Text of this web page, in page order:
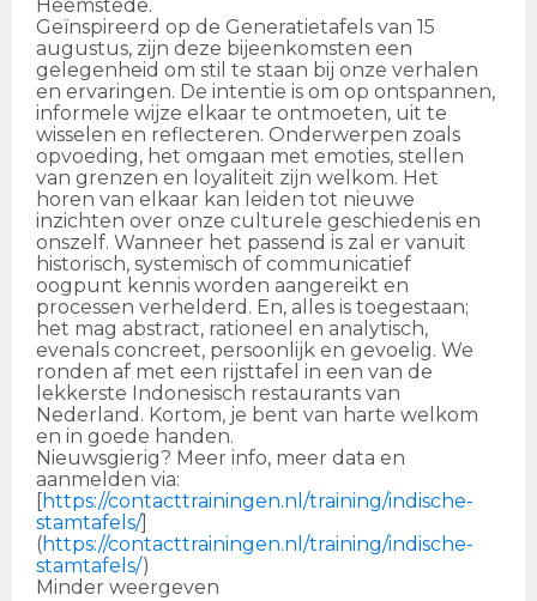
Heemstede.
Geïnspireerd op de Generatietafels van 15
augustus, zijn deze bijeenkomsten een
gelegenheid om stil te staan bij onze verhalen
en ervaringen. De intentie is om op ontspannen,
informele wijze elkaar te ontmoeten, uit te
wisselen en reflecteren. Onderwerpen zoals
opvoeding, het omgaan met emoties, stellen
van grenzen en loyaliteit zijn welkom. Het
horen van elkaar kan leiden tot nieuwe
inzichten over onze culturele geschiedenis en
onszelf. Wanneer het passend is zal er vanuit
historisch, systemisch of communicatief
oogpunt kennis worden aangereikt en
processen verhelderd. En, alles is toegestaan;
het mag abstract, rationeel en analytisch,
evenals concreet, persoonlijk en gevoelig. We
ronden af met een rijsttafel in een van de
lekkerste Indonesisch restaurants van
Nederland. Kortom, je bent van harte welkom
en in goede handen.
Nieuwsgierig? Meer info, meer data en
aanmelden via:
https://contacttrainingen.nl/training/indische-
stamtafels/]
(https://contacttrainingen.nl/training/indische-
stamtafels/)
Minder weergeven